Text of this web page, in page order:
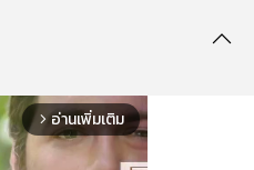
arrow_forward_ios อ่านเพิ่มเติม